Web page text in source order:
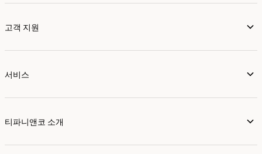
고객 지원
서비스
티파니앤코 소개